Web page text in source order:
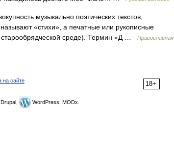
музыкально поэтических текстов,
«стихи», а печатные или рукописные
старообрядческой среде). Термин «Д …
Православная
18+
на сайте
Drupal, WordPress, MODx.